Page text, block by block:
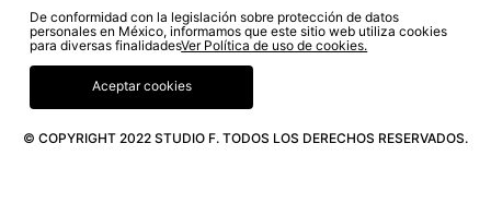
© COPYRIGHT 2022 STUDIO F. TODOS LOS DERECHOS RESERVADOS.
De conformidad con la legislación sobre protección de datos
personales en México, informamos que este sitio web utiliza cookies
para diversas finalidadesVer Política de uso de cookies.
Aceptar cookies